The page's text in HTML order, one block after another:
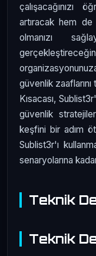
çalışacağınızı
artıracak hem de
olmanızı
güvenlik zaaflarını
Kısacası,
güvenlik
keşfini bir adım
Sublist3r'ı
senaryolarına
Teknik
Teknik